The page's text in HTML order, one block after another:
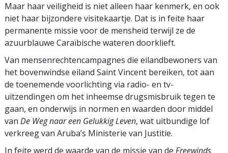
Maar haar veiligheid is niet alleen haar kenmerk, en ook
niet haar bijzondere visitekaartje. Dat is in feite haar
permanente missie voor de mensheid terwijl ze de
azuurblauwe Caraïbische wateren doorklieft.
Van mensenrechtencampagnes die eilandbewoners van
het bovenwindse eiland Saint Vincent bereiken, tot aan
de toenemende voorlichting via radio- en tv-
uitzendingen om het inheemse drugsmisbruik tegen te
gaan, en onderwijs in normen en waarden door middel
van De Weg naar een Gelukkig Leven, wat uitbundige lof
verkreeg van Aruba’s Ministerie van Justitie.
In feite werd de waarde van de missie van de Freewinds